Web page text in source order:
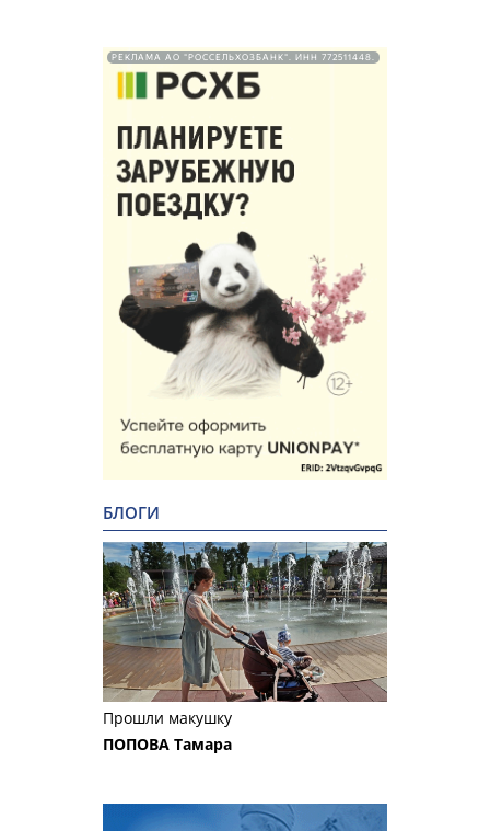
РЕКЛАМА АО "РОССЕЛЬХОЗБАНК". ИНН 772511448.
БЛОГИ
Прошли макушку
ПОПОВА Тамара